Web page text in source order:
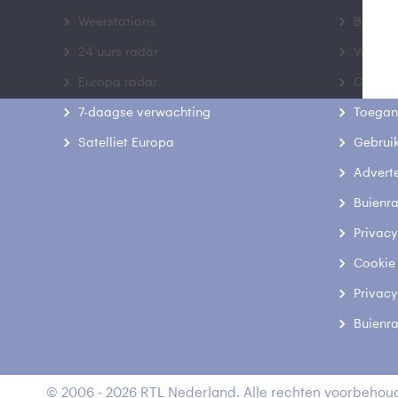
Weerstations
24 uurs radar
Europa radar
7-daagse verwachting
Satelliet Europa
Contact
© 2006 - 2026 RTL Nederland. Alle rechten